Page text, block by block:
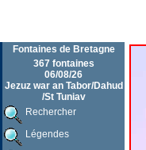
Fontaines de Bretagne
367 fontaines
06/08/26
Jezuz war an Tabor/Dahud
/St Tuniav
Rechercher
Légendes